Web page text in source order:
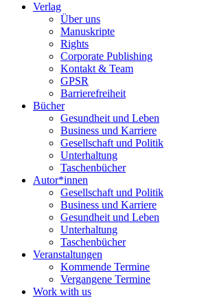
Verlag
Über uns
Manuskripte
Rights
Corporate Publishing
Kontakt & Team
GPSR
Barrierefreiheit
Bücher
Gesundheit und Leben
Business und Karriere
Gesellschaft und Politik
Unterhaltung
Taschenbücher
Autor*innen
Gesellschaft und Politik
Business und Karriere
Gesundheit und Leben
Unterhaltung
Taschenbücher
Veranstaltungen
Kommende Termine
Vergangene Termine
Work with us